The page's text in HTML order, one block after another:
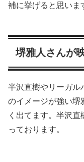
補に挙げると思いま
堺雅人さんが
半沢直樹やリーガル
のイメージが強い堺
く出てます。半沢
っております。